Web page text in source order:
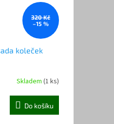
320 Kč
–15 %
koleček
Skladem (1 ks)
Do košíku